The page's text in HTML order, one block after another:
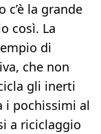
c’è la grande
così. La
di
che non
gli inerti
i pochissimi al
a riciclaggio